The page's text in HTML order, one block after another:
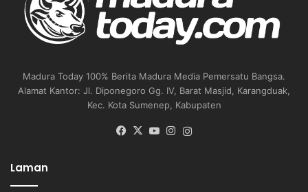
Madura Today 100% Berita Madura Media Pemersatu Bangsa.
Alamat Kantor: Jl. Diponegoro Gg. IV, Barat Masjid, Karangduak,
Kec. Kota Sumenep, Kabupaten
Facebook
X YouTubeInstagram
Laman